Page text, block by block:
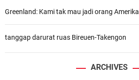
Greenland: Kami tak mau jadi orang Amerika
tanggap darurat ruas Bireuen-Takengon
ARCHIVES